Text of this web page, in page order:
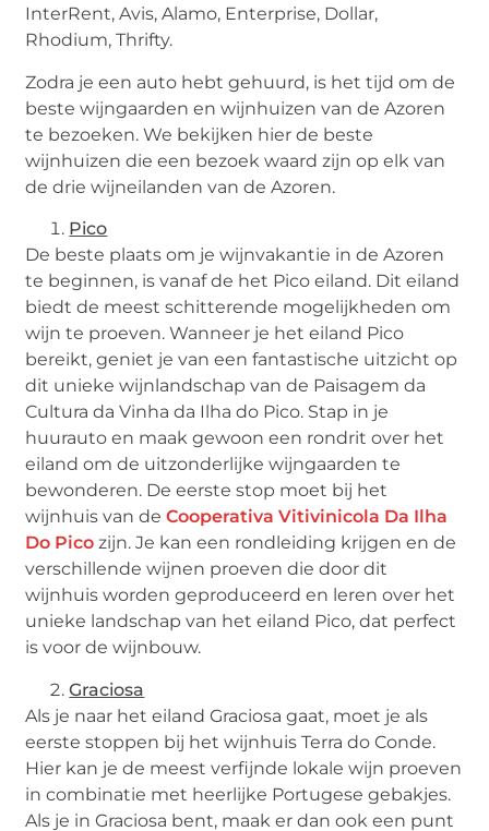
InterRent, Avis, Alamo, Enterprise, Dollar,
Rhodium, Thrifty.
Zodra je een auto hebt gehuurd, is het tijd om de
beste wijngaarden en wijnhuizen van de Azoren
te bezoeken. We bekijken hier de beste
wijnhuizen die een bezoek waard zijn op elk van
de drie wijneilanden van de Azoren.
Pico
De beste plaats om je wijnvakantie in de Azoren
te beginnen, is vanaf de het Pico eiland. Dit eiland
biedt de meest schitterende mogelijkheden om
wijn te proeven. Wanneer je het eiland Pico
bereikt, geniet je van een fantastische uitzicht op
dit unieke wijnlandschap van de Paisagem da
Cultura da Vinha da Ilha do Pico. Stap in je
huurauto en maak gewoon een rondrit over het
eiland om de uitzonderlijke wijngaarden te
bewonderen. De eerste stop moet bij het
wijnhuis van deCooperativa Vitivinicola Da Ilha
Do Pico zijn. Je kan een rondleiding krijgen en de
verschillende wijnen proeven die door dit
wijnhuis worden geproduceerd en leren over het
unieke landschap van het eiland Pico, dat perfect
is voor de wijnbouw.
Graciosa
Als je naar het eiland Graciosa gaat, moet je als
eerste stoppen bij het wijnhuis Terra do Conde.
Hier kan je de meest verfijnde lokale wijn proeven
in combinatie met heerlijke Portugese gebakjes.
Als je in Graciosa bent, maak er dan ook een punt